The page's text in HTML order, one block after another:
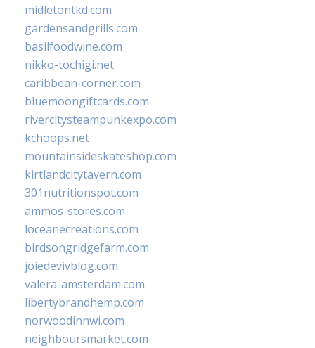
midletontkd.com
gardensandgrills.com
basilfoodwine.com
nikko-tochigi.net
caribbean-corner.com
bluemoongiftcards.com
rivercitysteampunkexpo.com
kchoops.net
mountainsideskateshop.com
kirtlandcitytavern.com
301nutritionspot.com
ammos-stores.com
loceanecreations.com
birdsongridgefarm.com
joiedevivblog.com
valera-amsterdam.com
libertybrandhemp.com
norwoodinnwi.com
neighboursmarket.com